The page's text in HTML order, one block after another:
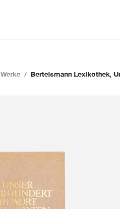
Werke / Bertelsmann Lexikothek,